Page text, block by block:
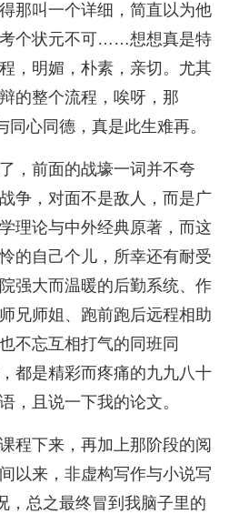
那叫一个详细，简直以为他
个状元不可……想想真是特
，明媚，朴素，亲切。尤其
的整个流程，唉呀，那
同心同德，真是此生难再。
，前面的战壕一词并不夸
争，对面不是敌人，而是广
理论与中外经典原著，而这
的自己个儿，所幸还有耐受
强大而温暖的后勤系统、作
兄师姐、跑前跑后远程相助
不忘互相打气的同班同
都是精彩而疼痛的九九八十
，且说一下我的论文。
程下来，再加上那阶段的阅
以来，非虚构写作与小说写
，总之最终冒到我脑子里的